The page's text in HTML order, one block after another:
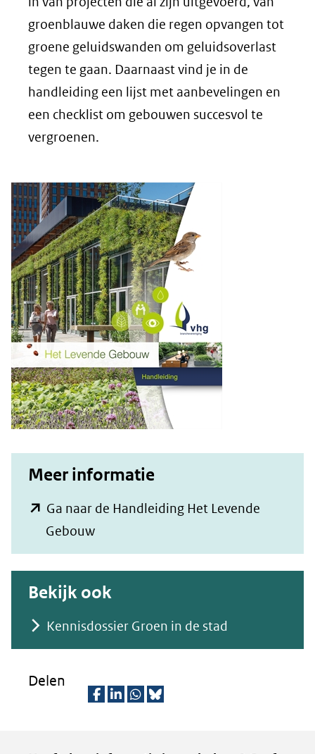
naar
een
andere
website)
groenblauwe daken die regen opvangen tot
groene geluidswanden om geluidsoverlast
tegen te gaan. Daarnaast vind je in de
handleiding een lijst met aanbevelingen en
een checklist om gebouwen succesvol te
vergroenen.
Meer informatie
Ga naar de Handleiding Het Levende
Gebouw(opent
in
nieuw
venster)
(verwijst
andere
Bekijk ook
Kennisdossier Groen in de stad
Delen